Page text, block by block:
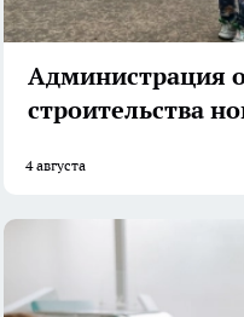
Администрация
строительства
4 августа